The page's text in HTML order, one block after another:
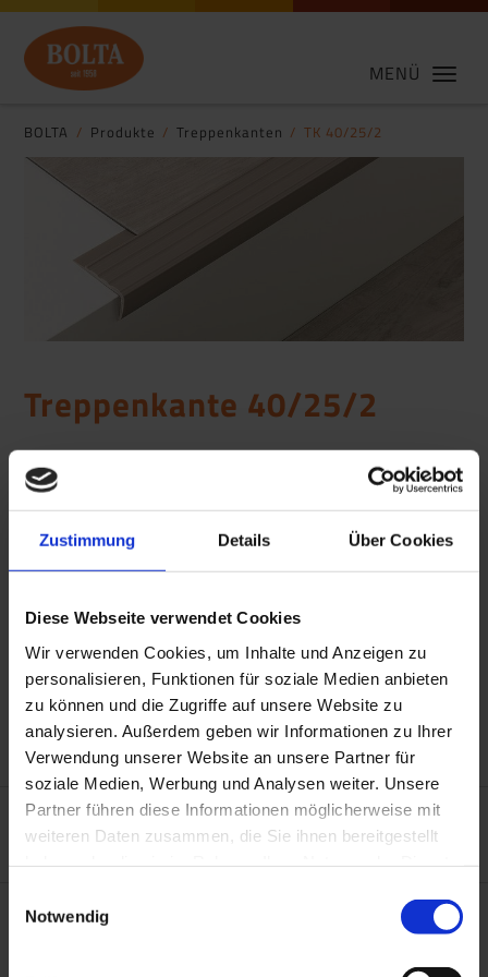
Zustimmung Details Über Cookies
Diese Webseite verwendet Cookies
Wir verwenden Cookies, um Inhalte und Anzeigen zu
personalisieren, Funktionen für soziale Medien anbieten
zu können und die Zugriffe auf unsere Website zu
analysieren. Außerdem geben wir Informationen zu Ihrer
Verwendung unserer Website an unsere Partner für
soziale Medien, Werbung und Analysen weiter. Unsere
Partner führen diese Informationen möglicherweise mit
weiteren Daten zusammen, die Sie ihnen bereitgestellt
Cookies, wenn Sie unsere Webseite weiterhin nutzen.
Notwendig
MENÜ
BOLTA Produkte Treppenkanten TK 40/25/2
Treppenkante 40/25/2
Treppenkante aus Weich-PVC in 40 x 25 mm
Farben und Dekor
Packungseinheit / Länge
Downloads